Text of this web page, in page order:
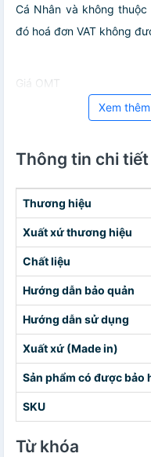
Cá Nhân và không
đó hoá đơn VAT không
Giá OMT
Xem
Thông tin chi tiết
Thương hiệu
Xuất xứ thương hiệu
Chất liệu
Hướng dẫn bảo quản
Hướng dẫn sử dụng
Xuất xứ (Made in)
Sản phẩm có được bảo
SKU
Từ khóa